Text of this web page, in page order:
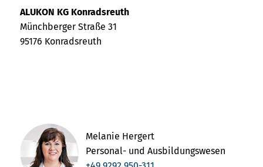
ALUKON KG Konradsreuth
Münchberger Straße 31
95176 Konradsreuth
Melanie Hergert
Personal- und Ausbildungswesen